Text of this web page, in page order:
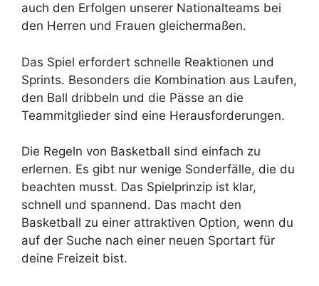
auch den Erfolgen unserer Nationalteams bei
den Herren und Frauen gleichermaßen.
Das Spiel erfordert schnelle Reaktionen und
Sprints. Besonders die Kombination aus Laufen,
den Ball dribbeln und die Pässe an die
Teammitglieder sind eine Herausforderungen.
Die Regeln von Basketball sind einfach zu
erlernen. Es gibt nur wenige Sonderfälle, die du
beachten musst. Das Spielprinzip ist klar,
schnell und spannend. Das macht den
Basketball zu einer attraktiven Option, wenn du
auf der Suche nach einer neuen Sportart für
deine Freizeit bist.